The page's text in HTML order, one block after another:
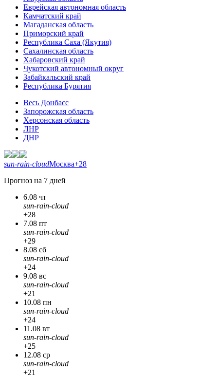
Еврейская автономная область
Камчатский край
Магаданская область
Приморский край
Республика Саха (Якутия)
Сахалинская область
Хабаровский край
Чукотский автономный округ
Забайкальский край
Республика Бурятия
Весь Донбасс
Запорожская область
Херсонская область
ЛНР
ДНР
sun-rain-cloudМосква+28
Прогноз на 7 дней
6.08 чт
sun-rain-cloud
+28
7.08 пт
sun-rain-cloud
+29
8.08 сб
sun-rain-cloud
+24
9.08 вс
sun-rain-cloud
+21
10.08 пн
sun-rain-cloud
+24
11.08 вт
sun-rain-cloud
+25
12.08 ср
sun-rain-cloud
+21